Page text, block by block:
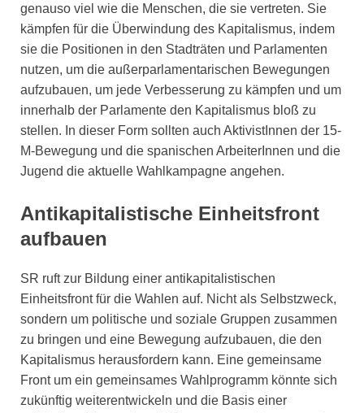
genauso viel wie die Menschen, die sie vertreten. Sie
kämpfen für die Überwindung des Kapitalismus, indem
sie die Positionen in den Stadträten und Parlamenten
nutzen, um die außerparlamentarischen Bewegungen
aufzubauen, um jede Verbesserung zu kämpfen und um
innerhalb der Parlamente den Kapitalismus bloß zu
stellen. In dieser Form sollten auch AktivistInnen der 15-
M-Bewegung und die spanischen ArbeiterInnen und die
Jugend die aktuelle Wahlkampagne angehen.
Antikapitalistische Einheitsfront
aufbauen
SR ruft zur Bildung einer antikapitalistischen
Einheitsfront für die Wahlen auf. Nicht als Selbstzweck,
sondern um politische und soziale Gruppen zusammen
zu bringen und eine Bewegung aufzubauen, die den
Kapitalismus herausfordern kann. Eine gemeinsame
Front um ein gemeinsames Wahlprogramm könnte sich
zukünftig weiterentwickeln und die Basis einer